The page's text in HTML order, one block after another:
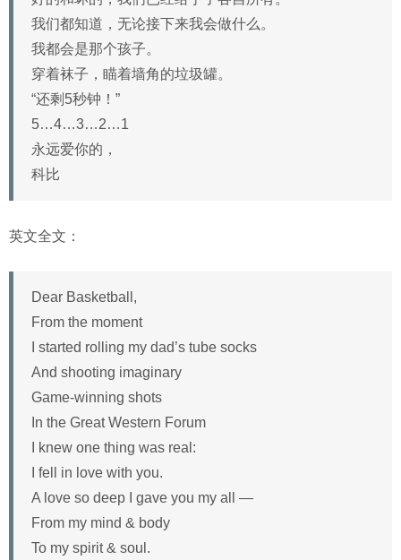
我们都知道，无论接下来我会做什么。
我都会是那个孩子。
穿着袜子，瞄着墙角的垃圾罐。
“还剩5秒钟！”
5…4…3…2…1
永远爱你的，
科比
英文全文：
Dear Basketball,
From the moment
I started rolling my dad’s tube socks
And shooting imaginary
Game-winning shots
In the Great Western Forum
I knew one thing was real:
I fell in love with you.
A love so deep I gave you my all —
From my mind & body
To my spirit & soul.